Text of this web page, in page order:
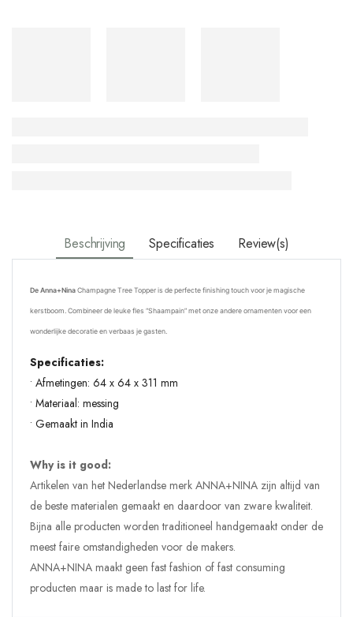
Beschrijving Specificaties Review(s)
De Anna+Nina Champagne Tree Topper is de perfecte finishing touch voor je magische
kerstboom. Combineer de leuke fles “Shaampain” met onze andere ornamenten voor een
wonderlijke decoratie en verbaas je gasten.
Specificaties:
• Afmetingen: 64 x 64 x 311 mm
• Materiaal: messing
• Gemaakt in India
Why is it good:
Artikelen van het Nederlandse merk ANNA+NINA zijn altijd van
de beste materialen gemaakt en daardoor van zware kwaliteit.
Bijna alle producten worden traditioneel handgemaakt onder de
meest faire omstandigheden voor de makers.
ANNA+NINA maakt geen fast fashion of fast consuming
producten maar is made to last for life.